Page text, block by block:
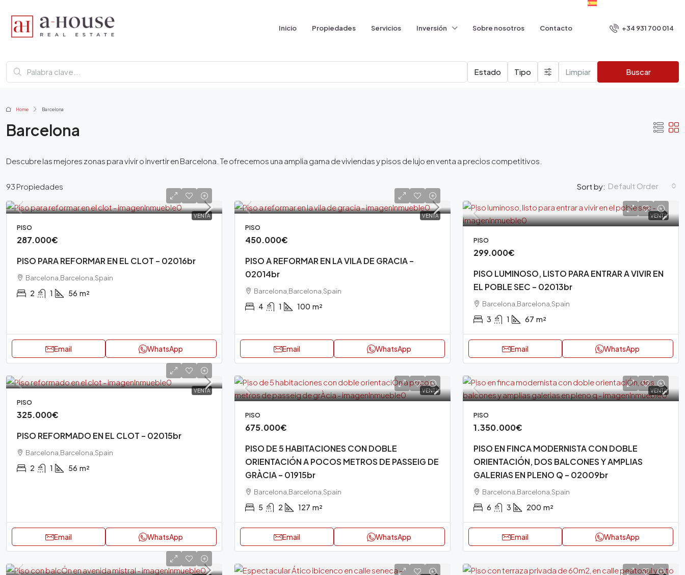
Inicio Propiedades Servicios Inversión Sobre nosotros Contacto +34 931 700 014
Estado Tipo Limpiar Buscar
Home Barcelona
Barcelona
Descubre las mejores zonas para vivir o invertir en Barcelona. Te ofrecemos una amplia gama de viviendas y pisos de lujo en venta a precios competitivos.
93 Propiedades Sort by: Default Order
VENTA
PISO
287.000€
PISO PARA REFORMAR EN EL CLOT – 02016br
Barcelona,Barcelona,Spain
2 1 56 m²
Email WhatsApp
VENTA
PISO
450.000€
PISO A REFORMAR EN LA VILA DE GRACIA –
02014br
Barcelona,Barcelona,Spain
4 1 100 m²
Email WhatsApp
VENTA
PISO
299.000€
PISO LUMINOSO, LISTO PARA ENTRAR A VIVIR EN
EL POBLE SEC – 02013br
Barcelona,Barcelona,Spain
3 1 67 m²
Email WhatsApp
VENTA
PISO
325.000€
PISO REFORMADO EN EL CLOT – 02015br
Barcelona,Barcelona,Spain
2 1 56 m²
Email WhatsApp
VENTA
PISO
675.000€
PISO DE 5 HABITACIONES CON DOBLE
ORIENTACIÓN A POCOS METROS DE PASSEIG DE
GRÀCIA – 01915br
Barcelona,Barcelona,Spain
5 2 127 m²
Email WhatsApp
VENTA
PISO
1.350.000€
PISO EN FINCA MODERNISTA CON DOBLE
ORIENTACIÓN, DOS BALCONES Y AMPLIAS
GALERIAS EN PLENO Q – 02009br
Barcelona,Barcelona,Spain
6 3 200 m²
Email WhatsApp